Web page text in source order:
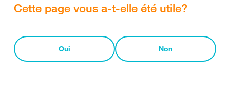
Cette page vous a-t-elle été utile?
Oui Non